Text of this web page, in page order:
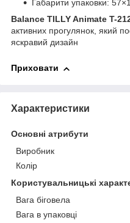
Габарити упаковки:
Balance TILLY Animate T-
активних прогулянок, який
яскравий дизайн
Приховати
Характеристики
Основні атрибути
Виробник
Колір
Користувальницькі
Вага біговела
Вага в упаковці